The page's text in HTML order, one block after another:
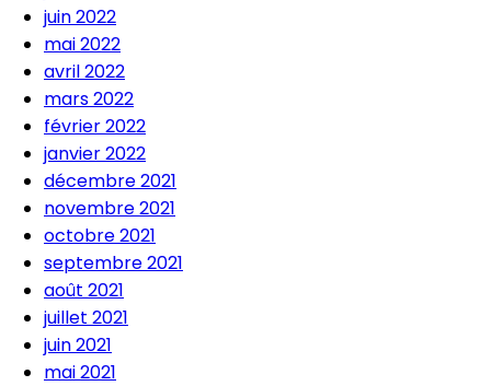
juin 2022
mai 2022
avril 2022
mars 2022
février 2022
janvier 2022
décembre 2021
novembre 2021
octobre 2021
septembre 2021
août 2021
juillet 2021
juin 2021
mai 2021